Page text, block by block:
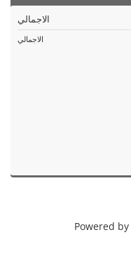
الاجمالي
الاجمالي
Powered by